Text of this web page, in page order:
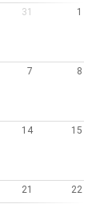
31 1
7 8
14 15
21 22